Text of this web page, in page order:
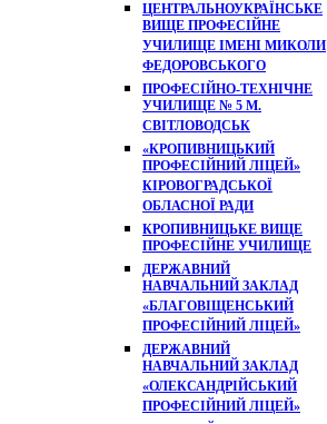
ЦЕНТРАЛЬНОУКРАЇНСЬКЕ
ВИЩЕ ПРОФЕСІЙНЕ
УЧИЛИЩЕ ІМЕНІ МИКОЛИ
ФЕДОРОВСЬКОГО
ПРОФЕСІЙНО-ТЕХНІЧНЕ
УЧИЛИЩЕ № 5 М.
СВІТЛОВОДСЬК
«КРОПИВНИЦЬКИЙ
ПРОФЕСІЙНИЙ ЛІЦЕЙ»
КІРОВОГРАДСЬКОЇ
ОБЛАСНОЇ РАДИ
КРОПИВНИЦЬКЕ ВИЩЕ
ПРОФЕСІЙНЕ УЧИЛИЩЕ
ДЕРЖАВНИЙ
НАВЧАЛЬНИЙ ЗАКЛАД
«БЛАГОВІЩЕНСЬКИЙ
ПРОФЕСІЙНИЙ ЛІЦЕЙ»
ДЕРЖАВНИЙ
НАВЧАЛЬНИЙ ЗАКЛАД
«ОЛЕКСАНДРІЙСЬКИЙ
ПРОФЕСІЙНИЙ ЛІЦЕЙ»